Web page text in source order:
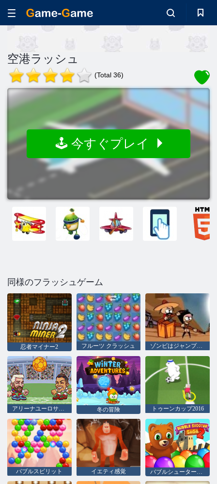
空港ラッシュ
(Total 36)
🕹️ 今すぐプレイ
同様のフラッシュゲーム
忍者マイナー2 フルーツ クラッシュ ゾンビはジャンプすることはできません
アリーナユーロサッカーヘッズ 冬の冒険 トゥーンカップ2016
バブルスピリット イエティ感覚 バブルシューター佐賀2